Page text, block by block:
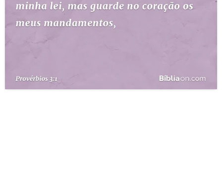
ESBOÇOS DE PREGAÇÃO
TERMO BÍBLICO